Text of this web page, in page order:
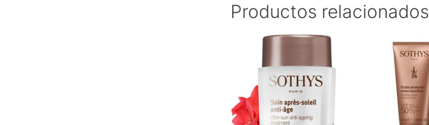
Productos relacionados